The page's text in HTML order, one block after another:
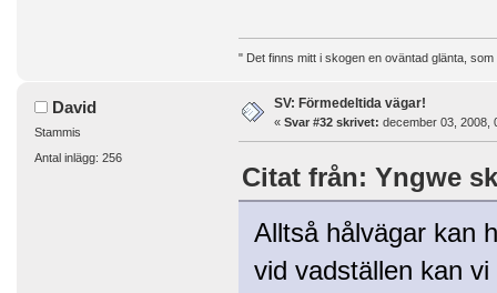
" Det finns mitt i skogen en oväntad glänta,
David
Stammis
Antal inlägg: 256
SV: Förmedeltida vägar!
« Svar #32 skrivet: december 03, 2008,
Citat från: Yngwe
Alltså hålvägar kan
vid vadställen kan